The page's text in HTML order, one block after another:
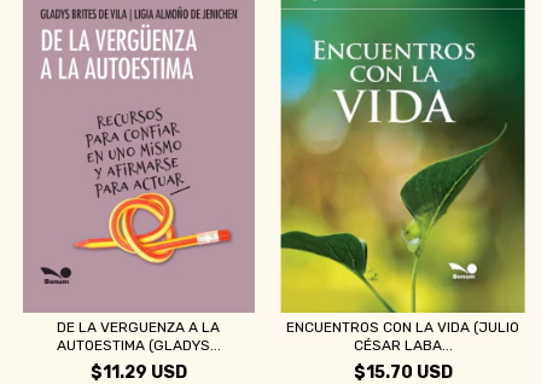
DE LA VERGUENZA A LA
AUTOESTIMA (GLADYS...
$11.29 USD
ENCUENTROS CON LA VIDA (JULIO
CÉSAR LABA...
$15.70 USD